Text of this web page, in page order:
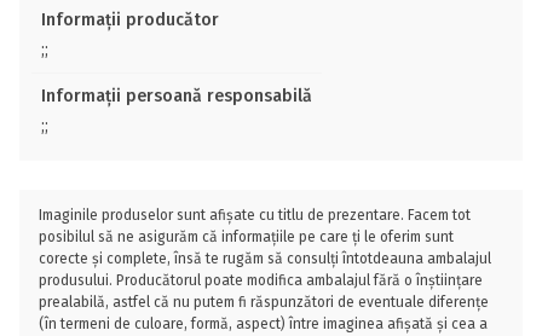
Informații producător
;;
Informații persoană responsabilă
;;
Imaginile produselor sunt afișate cu titlu de prezentare. Facem tot
posibilul să ne asigurăm că informațiile pe care ți le oferim sunt
corecte și complete, însă te rugăm să consulți întotdeauna ambalajul
produsului. Producătorul poate modifica ambalajul fără o înștiințare
prealabilă, astfel că nu putem fi răspunzători de eventuale diferențe
(în termeni de culoare, formă, aspect) între imaginea afișată și cea a